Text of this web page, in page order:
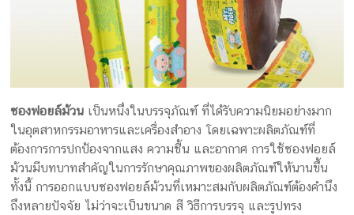
ซอง
ฟอยล์
รับ
ผลิต
กล่อง
รับ
ผลิต
ซองฟอยล์ม้วน เป็นหนึ่งในบรรจุภัณฑ์ ที่ได้รับความนิยมอย่างมาก
ในอุตสาหกรรมอาหารและเครื่องสำอาง โดยเฉพาะผลิตภัณฑ์ที่
ต้องการการปกป้องจากแสง ความชื้น และอากาศ การใช้ซองฟอยล์
ม้วนมีบทบาทสำคัญในการรักษาคุณภาพของผลิตภัณฑ์ให้นานขึ้น
ทั้งนี้ การออกแบบซองฟอยล์ม้วนที่เหมาะสมกับผลิตภัณฑ์ต้องคำนึง
ถึงหลายปัจจัย ไม่ว่าจะเป็นขนาด สี วิธีการบรรจุ และรูปทรง